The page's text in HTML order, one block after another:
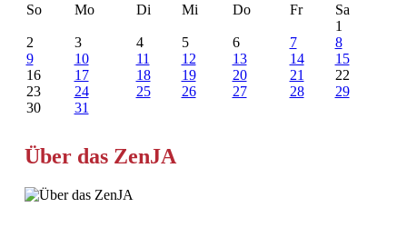
So
Mo Di Mi Do Fr
Sa
1
2
3 4 5 6 7
8
9
10 11 12 13 14
15
16
17 18 19 20 21
22
23
24 25 26 27 28
29
30
31
Über das ZenJA